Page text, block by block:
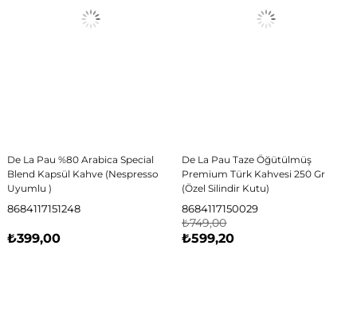
De La Pau %80 Arabica Special
Blend Kapsül Kahve (Nespresso
Uyumlu )
8684117151248
₺399,00
De La Pau Taze Öğütülmüş
Premium Türk Kahvesi 250 Gr
(Özel Silindir Kutu)
8684117150029
₺599,20
₺749,00